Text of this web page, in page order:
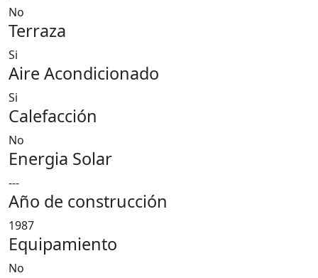
No
Terraza
Si
Aire Acondicionado
Si
Calefacción
No
Energia Solar
---
Año de construcción
1987
Equipamiento
No